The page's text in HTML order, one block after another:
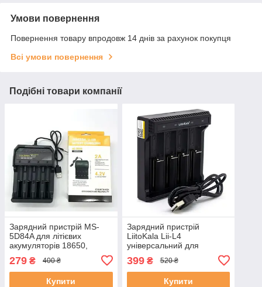
Умови повернення
Повернення товару впродовж 14 днів за рахунок покупця
Всі умови повернення
Подібні товари компанії
Зарядний пристрій MS-
5D84A для літієвих
акумуляторів 18650,
14500, 16340, 18500 на 4
слоти універсальний
зарядник
279 ₴ 400 ₴
Купити
Зарядний пристрій
LiitoKala Lii-L4
універсальний для
26650, 20700
інтелектуальний зарядник
399₴ 520 ₴
Купити